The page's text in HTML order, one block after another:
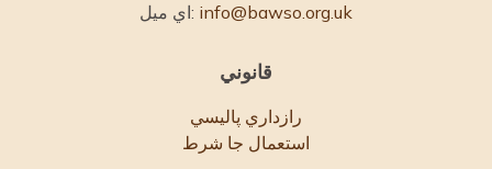
اي ميل: info@bawso.org.uk
قانوني
رازداري پاليسي
استعمال جا شرط